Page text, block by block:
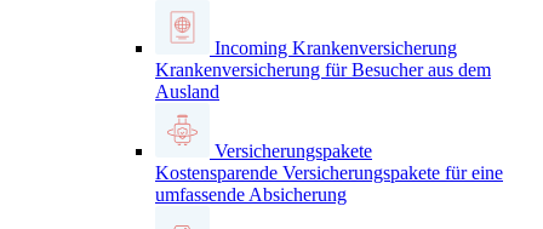
Incoming Krankenversicherung
Krankenversicherung für Besucher aus dem
Ausland
Versicherungspakete
Kostensparende Versicherungspakete für eine
umfassende Absicherung